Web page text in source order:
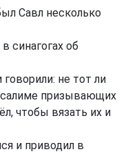
Савл несколько
синагогах об
не тот ли
призывающих
чтобы вязать их и
и приводил в